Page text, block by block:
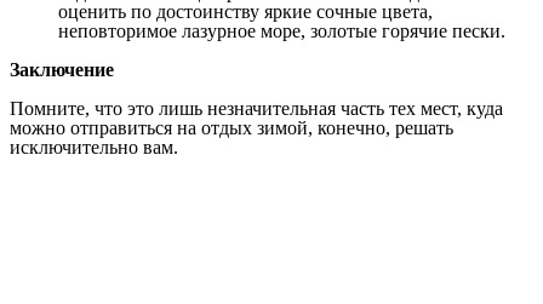
оценить по достоинству яркие сочные цвета,
неповторимое лазурное море, золотые горячие пески.
Заключение
Помните, что это лишь незначительная часть тех мест, куда
можно отправиться на отдых зимой, конечно, решать
исключительно вам.